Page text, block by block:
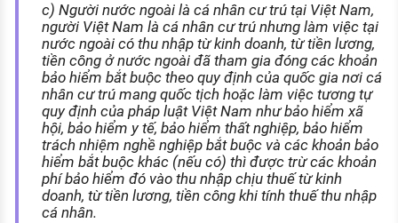
c) Người nước ngoài là cá nhân cư trú tại Việt Nam,
người Việt Nam là cá nhân cư trú nhưng làm việc tại
nước ngoài có thu nhập từ kinh doanh, từ tiền lương,
tiền công ở nước ngoài đã tham gia đóng các khoản
bảo hiểm bắt buộc theo quy định của quốc gia nơi cá
nhân cư trú mang quốc tịch hoặc làm việc tương tự
quy định của pháp luật Việt Nam như bảo hiểm xã
hội, bảo hiểm y tế, bảo hiểm thất nghiệp, bảo hiểm
trách nhiệm nghề nghiệp bắt buộc và các khoản bảo
hiểm bắt buộc khác (nếu có) thì được trừ các khoản
phí bảo hiểm đó vào thu nhập chịu thuế từ kinh
doanh, từ tiền lương, tiền công khi tính thuế thu nhập
cá nhân.